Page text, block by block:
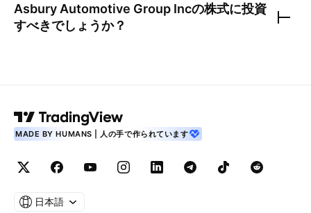
Asbury Automotive Group Incの株式に投資
すべきでしょうか？
MADE BY HUMANS | 人の手で作られています
日本語